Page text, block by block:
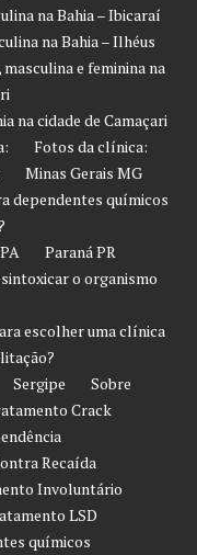
na Bahia – Ibicaraí
na Bahia – Ilhéus
e feminina na
na cidade de Camaçari
Fotos da clínica:
Minas Gerais MG
dependentes químicos
Paraná PR
o organismo
escolher uma clínica
Sergipe
Sobre
Crack
Recaída
Involuntário
LSD
químicos